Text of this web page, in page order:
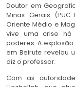
Doutor em
Minas Gerais
Oriente Médio e
vive uma crise
poderes. A
em Beirute revelou
diz o professor.
Com as